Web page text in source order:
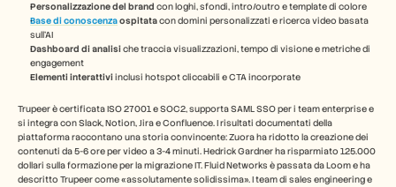
Personalizzazione del brand con loghi, sfondi, intro/outro e template di colore
Base di conoscenza ospitata con domini personalizzati e ricerca video basata
sull'AI
Dashboard di analisi che traccia visualizzazioni, tempo di visione e metriche di
engagement
Elementi interattivi inclusi hotspot cliccabili e CTA incorporate
Trupeer è certificata ISO 27001 e SOC2, supporta SAML SSO per i team enterprise e
si integra con Slack, Notion, Jira e Confluence. I risultati documentati della
piattaforma raccontano una storia convincente: Zuora ha ridotto la creazione dei
contenuti da 5-6 ore per video a 3-4 minuti. Hedrick Gardner ha risparmiato 125.000
dollari sulla formazione per la migrazione IT. Fluid Networks è passata da Loom e ha
descritto Trupeer come «assolutamente solidissima». I team di sales engineering e